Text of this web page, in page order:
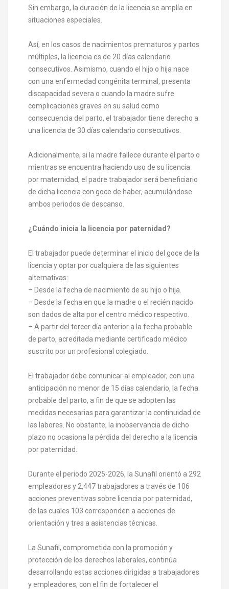
Sin embargo, la duración de la licencia se amplía en
situaciones especiales.
Así, en los casos de nacimientos prematuros y partos
múltiples, la licencia es de 20 días calendario
consecutivos. Asimismo, cuando el hijo o hija nace
con una enfermedad congénita terminal, presenta
discapacidad severa o cuando la madre sufre
complicaciones graves en su salud como
consecuencia del parto, el trabajador tiene derecho a
una licencia de 30 días calendario consecutivos.
Adicionalmente, si la madre fallece durante el parto o
mientras se encuentra haciendo uso de su licencia
por maternidad, el padre trabajador será beneficiario
de dicha licencia con goce de haber, acumulándose
ambos periodos de descanso.
¿Cuándo inicia la licencia por paternidad?
El trabajador puede determinar el inicio del goce de la
licencia y optar por cualquiera de las siguientes
alternativas:
– Desde la fecha de nacimiento de su hijo o hija.
– Desde la fecha en que la madre o el recién nacido
son dados de alta por el centro médico respectivo.
– A partir del tercer día anterior a la fecha probable
de parto, acreditada mediante certificado médico
suscrito por un profesional colegiado.
El trabajador debe comunicar al empleador, con una
anticipación no menor de 15 días calendario, la fecha
probable del parto, a fin de que se adopten las
medidas necesarias para garantizar la continuidad de
las labores. No obstante, la inobservancia de dicho
plazo no ocasiona la pérdida del derecho a la licencia
por paternidad.
Durante el periodo 2025-2026, la Sunafil orientó a 292
empleadores y 2,447 trabajadores a través de 106
acciones preventivas sobre licencia por paternidad,
de las cuales 103 corresponden a acciones de
orientación y tres a asistencias técnicas.
La Sunafil, comprometida con la promoción y
protección de los derechos laborales, continúa
desarrollando estas acciones dirigidas a trabajadores
y empleadores, con el fin de fortalecer el